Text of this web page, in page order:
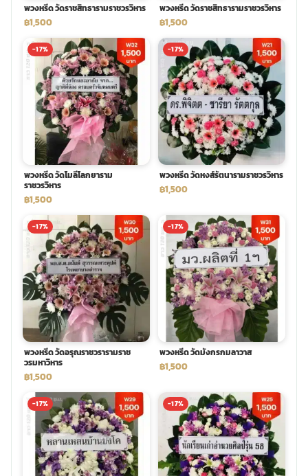
tpdecorate ปูพื้น
พวงหรีด วัดราชสิทธารามราชวรวิหาร
฿1,500
พวงหรีด วัดราชสิทธารามราชวรวิหาร
฿1,500
-17%
พวงหรีด วัดโมลีโลกยาราม
ราชวรวิหาร
฿1,500
-17%
พวงหรีด วัดหงส์รัตนารามราชวรวิหาร
฿1,500
-17%
พวงหรีด วัดอรุณราชวรารามราช
วรมหาวิหาร
฿1,500
-17%
พวงหรีด วัดมังกรกมลาวาส
฿1,500
-17% -17%